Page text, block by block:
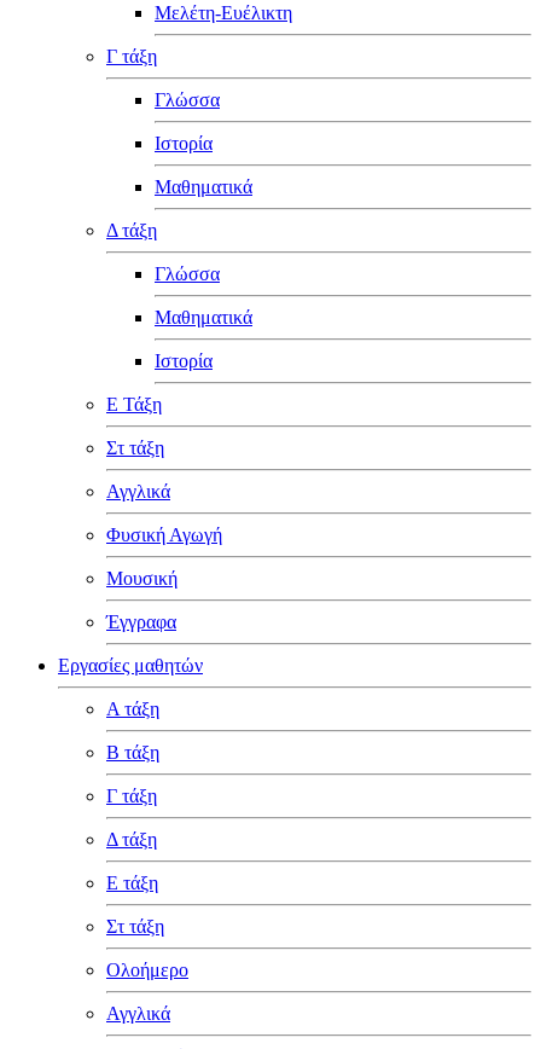
Μελέτη-Ευέλικτη
Γ τάξη
Γλώσσα
Ιστορία
Μαθηματικά
Δ τάξη
Γλώσσα
Μαθηματικά
Ιστορία
Ε Τάξη
Στ τάξη
Αγγλικά
Φυσική Αγωγή
Μουσική
Έγγραφα
Εργασίες μαθητών
Α τάξη
Β τάξη
Γ τάξη
Δ τάξη
Ε τάξη
Στ τάξη
Ολοήμερο
Αγγλικά